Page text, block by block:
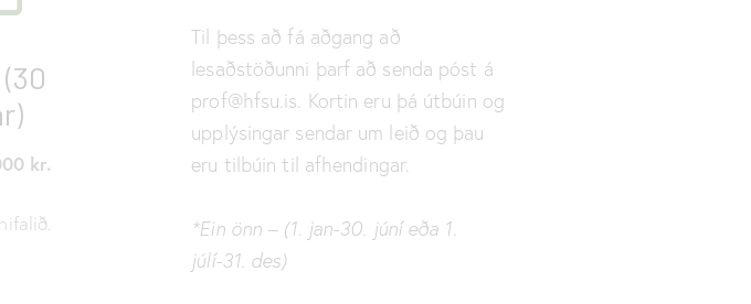
kr.
Til þess að fá aðgang að
lesaðstöðunni þarf að senda póst á
prof@hfsu.is. Kortin eru þá útbúin og
upplýsingar sendar um leið og þau
eru tilbúin til afhendingar.
*Ein önn – (1. jan-30. júní eða 1.
júlí-31. des)